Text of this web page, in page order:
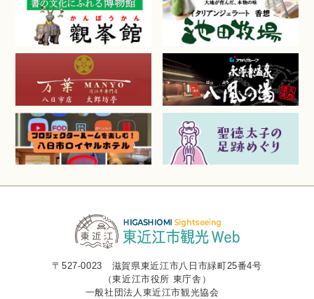
〒527-0023 滋賀県東近江市八日市緑町25番4号
（東近江市役所 東庁舎）
一般社団法人東近江市観光協会